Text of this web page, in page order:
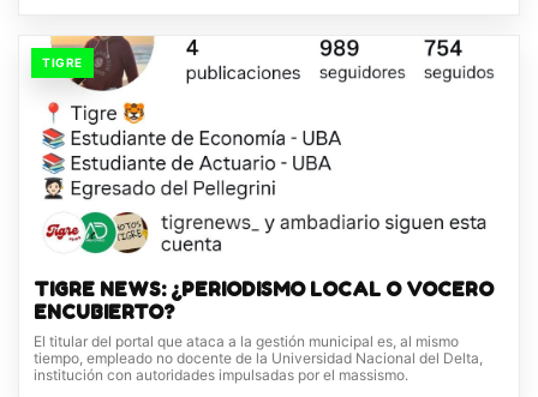
TIGRE
TIGRE NEWS: ¿PERIODISMO LOCAL O VOCERO
ENCUBIERTO?
El titular del portal que ataca a la gestión municipal es, al mismo
tiempo, empleado no docente de la Universidad Nacional del Delta,
institución con autoridades impulsadas por el massismo.